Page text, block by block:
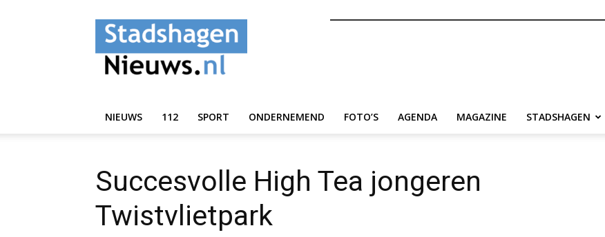
StadshagenNieuws.nl
NIEUWS 112 SPORT ONDERNEMEND FOTO’S AGENDA MAGAZINE STADSHAGEN
Succesvolle High Tea jongeren
Twistvlietpark